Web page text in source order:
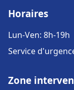
Horaires
Lun-Ven: 8h-19h
Service
Zone